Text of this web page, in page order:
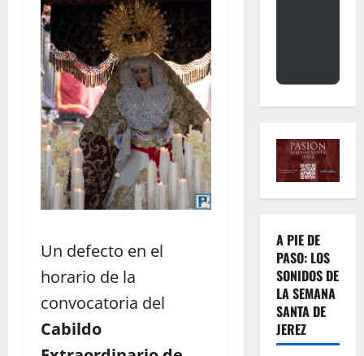
Un defecto en el
horario de la
convocatoria del
Cabildo
A PIE DE
PASO: LOS
SONIDOS DE
LA SEMANA
SANTA DE
JEREZ